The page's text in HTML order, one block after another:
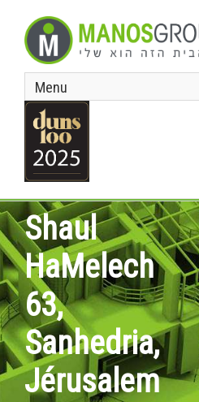
Menu
Shaul
HaMelech
63,
Sanhedria,
Jérusalem